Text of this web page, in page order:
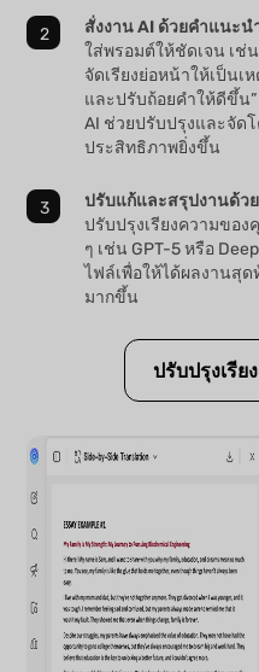
สั่งงาน AI ด้วยคำแนะน
ใส่พรอมต์ให้ชัดเจน เช่
จัดเรียงย่อหน้าให้เป็นเ
และปรับถ้อยคำให้ดีขึ้น
AI ช่วยปรับปรุงและจัดโ
ประสิทธิภาพยิ่งขึ้น
ปรับแก้และสรุปงานด้ว
ปรับปรุงเรียงความของ
ๆ เช่น GPT-5 หรือ
ไฟล์เพื่อให้ได้ผลงานสุ
มากขึ้น
ปรับปรุงเรี